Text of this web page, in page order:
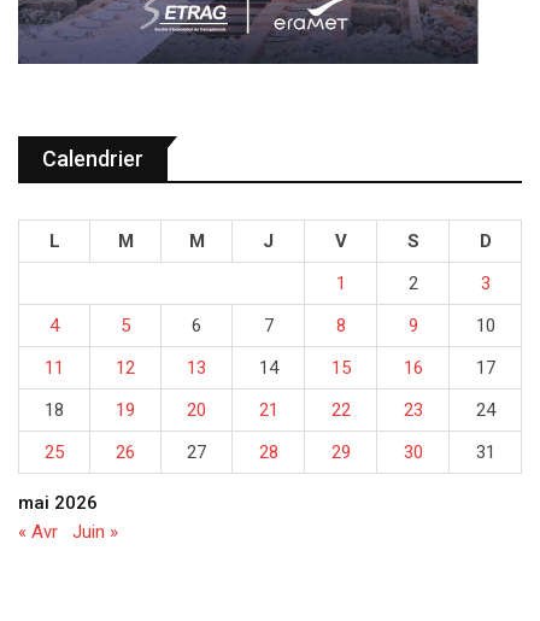
Calendrier
mai 2026
L M M J V S
D
1
2
3
4
5 6 7 8 9
10
11
12 13 14 15 16
17
18
19 20 21 22 23
24
25
26 27 28 29 30 31
« Avr Juin »